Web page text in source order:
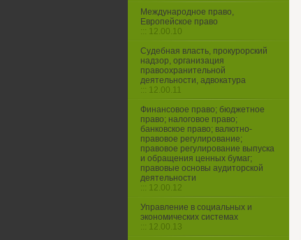
Международное право,
Европейское право
::: 12.00.10
Судебная власть, прокурорский
надзор, организация
правоохранительной
деятельности, адвокатура
::: 12.00.11
Финансовое право; бюджетное
право; налоговое право;
банковское право; валютно-
правовое регулирование;
правовое регулирование выпуска
и обращения ценных бумаг;
правовые основы аудиторской
деятельности
::: 12.00.12
Управление в социальных и
экономических системах
::: 12.00.13